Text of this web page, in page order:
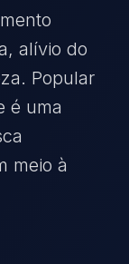
alívio do
Popular
é uma
meio à